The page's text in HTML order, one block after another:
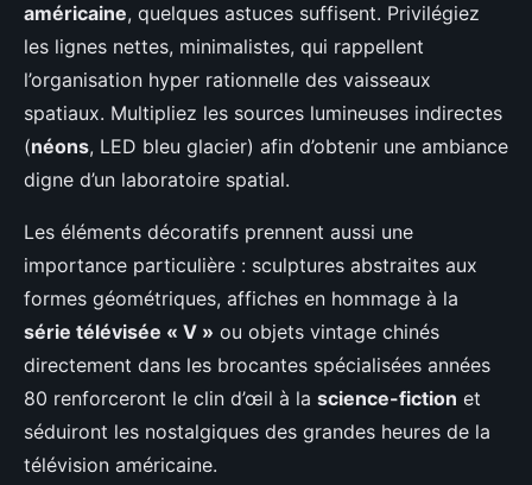
américaine, quelques astuces suffisent. Privilégiez
les lignes nettes, minimalistes, qui rappellent
l’organisation hyper rationnelle des vaisseaux
spatiaux. Multipliez les sources lumineuses indirectes
(néons, LED bleu glacier) afin d’obtenir une ambiance
digne d’un laboratoire spatial.
Les éléments décoratifs prennent aussi une
importance particulière : sculptures abstraites aux
formes géométriques, affiches en hommage à la
série télévisée « V » ou objets vintage chinés
directement dans les brocantes spécialisées années
80 renforceront le clin d’œil à la science-fiction et
séduiront les nostalgiques des grandes heures de la
télévision américaine.